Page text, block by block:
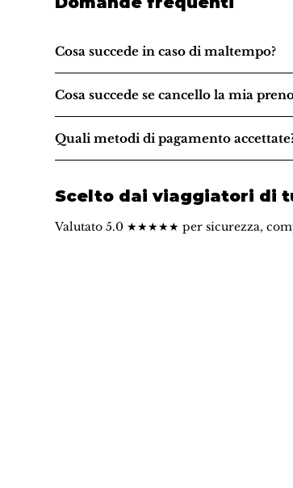
Cosa succede in caso di maltempo?
Cosa succede se cancello la mia
Quali metodi di pagamento
Scelto dai viaggiatori di
Valutato 5.0 ★★★★★ per sicurezza,